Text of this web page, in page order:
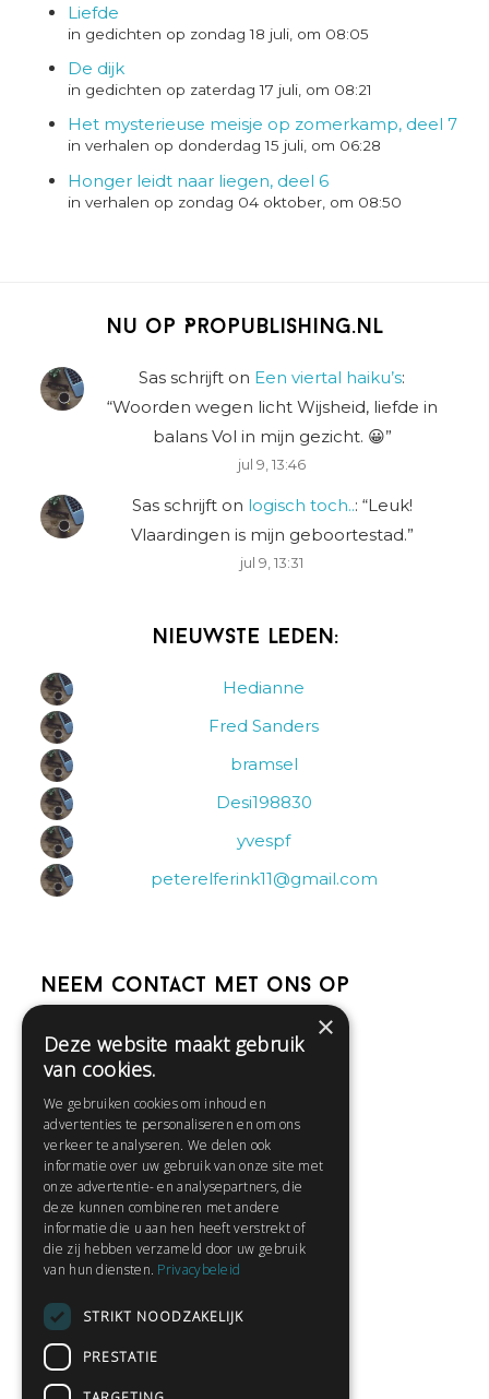
Liefde
in gedichten op zondag 18 juli, om 08:05
De dijk
in gedichten op zaterdag 17 juli, om 08:21
Het mysterieuse meisje op zomerkamp, deel 7
in verhalen op donderdag 15 juli, om 06:28
Honger leidt naar liegen, deel 6
in verhalen op zondag 04 oktober, om 08:50
Nu op Propublishing.nl
Sas schrijft on Een viertal haiku’s:
“Woorden wegen licht Wijsheid, liefde in
balans Vol in mijn gezicht. 😀”
jul 9, 13:46
Sas schrijfton logisch toch..: “Leuk!
Vlaardingen is mijn geboortestad.”
jul 9, 13:31
Nieuwste leden:
Hedianne
Fred Sanders
bramsel
Desi198830
yvespf
peterelferink11@gmail.com
Neem contact met ons op
Help
Contact
Huisregels
Snel naar:
Gratis aanmelden
Privacybeleid
×
Deze website maakt gebruik
van cookies.
We gebruiken cookies om inhoud en
advertenties te personaliseren en om ons
verkeer te analyseren. We delen ook
informatie over uw gebruik van onze site met
onze advertentie- en analysepartners, die
deze kunnen combineren met andere
informatie die u aan hen heeft verstrekt of
die zij hebben verzameld door uw gebruik
van hun diensten. Privacybeleid
STRIKT NOODZAKELIJK
PRESTATIE